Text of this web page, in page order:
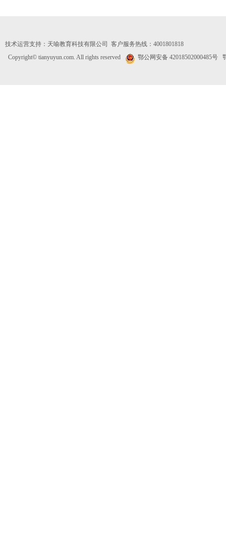
技术运营支持： 天喻教育科技有限公司
客户服务热线：4001801818
Copyright© tianyuyun.com. All rights reserved
鄂公网安备 42018502000485号